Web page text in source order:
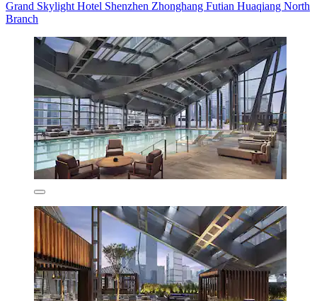
Grand Skylight Hotel Shenzhen Zhonghang Futian Huaqiang North
Branch